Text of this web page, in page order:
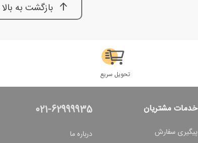
بازگشت به بالا
تحویل سریع
خدمات مشتریان
پیگیری سفارش
021-62999935
درباره ما